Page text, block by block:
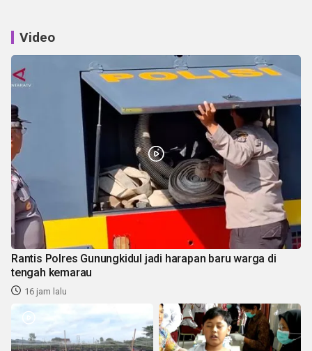
Video
Rantis Polres Gunungkidul jadi harapan baru warga di
tengah kemarau
16 jam lalu